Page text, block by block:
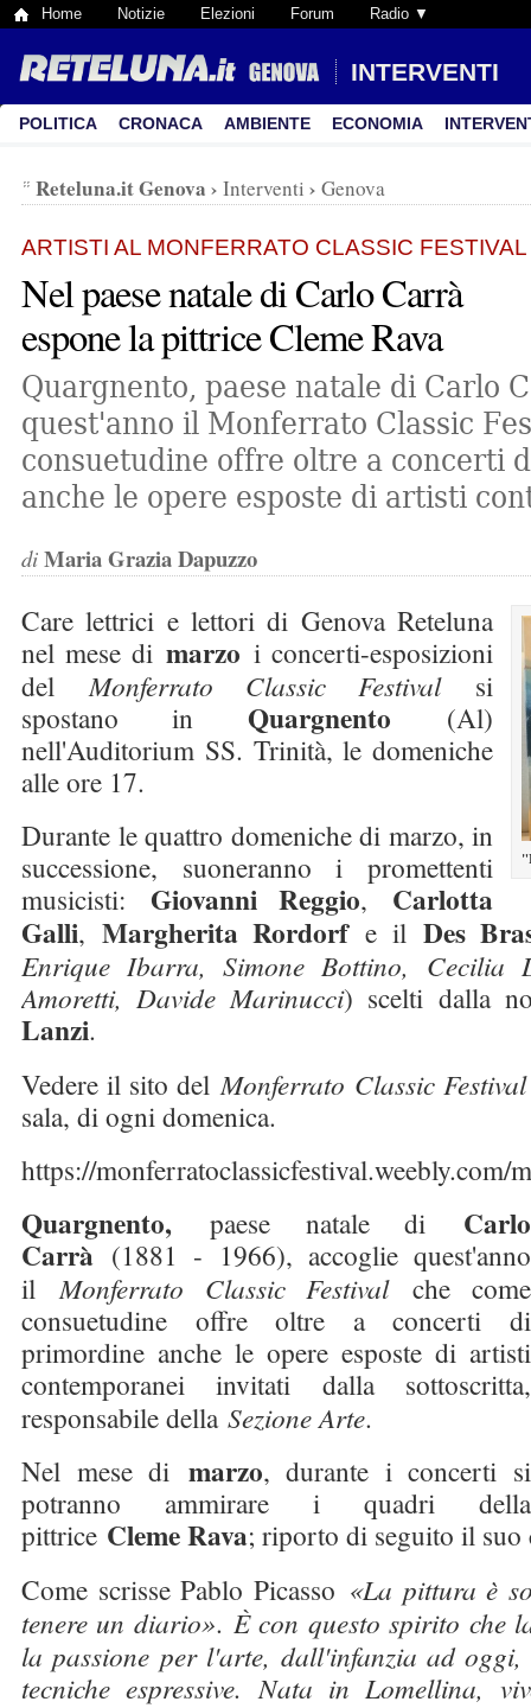
Home Notizie Elezioni Forum Radio ▼
INTERVENTI
POLITICA CRONACA AMBIENTE ECONOMIA
Reteluna.it Genova › Interventi › Genova
ARTISTI AL MONFERRATO CLASSIC FESTIVAL
Nel paese natale di Carlo Carrà
espone la pittrice Cleme Rava
Quargnento, paese natale di Carlo
quest'anno il Monferrato Classic
consuetudine offre oltre a concerti
anche le opere esposte di artisti
di Maria Grazia Dapuzzo
Care lettrici e lettori di Genova Reteluna
nel mese di marzo i concerti-esposizioni
delMonferrato Classic Festival si
spostano inQuargnento (Al)
nell'Auditorium SS. Trinità, le domeniche
alle ore 17.
Durante le quattro domeniche di marzo, in
successione, suoneranno i promettenti
musicisti: Giovanni Reggio, Carlotta
Galli,Margherita Rordorfe il Des
Enrique Ibarra, Simone Bottino, Cecilia
Amoretti, Davide Marinucci) scelti dalla
Lanzi.
Vedere il sito delMonferrato Classic
sala, di ogni domenica.
https://monferratoclassicfestival.weebly.com/
Quargnento, paese natale di Carlo
Carrà (1881 - 1966), accoglie quest'anno
ilMonferrato Classic Festivalche come
consuetudine offre oltre a concerti di
primordine anche le opere esposte di artisti
contemporanei invitati dalla sottoscritta,
responsabile della Sezione Arte.
Nel mese di marzo, durante i concerti si
potranno ammirare i quadri della
pittrice Cleme Rava; riporto di seguito il
Come scrisse Pablo Picasso «La pittura è
tenere un diario».È con questo spirito che
la passione per l'arte, dall'infanzia ad oggi,
tecniche espressive. Nata in Lomellina,